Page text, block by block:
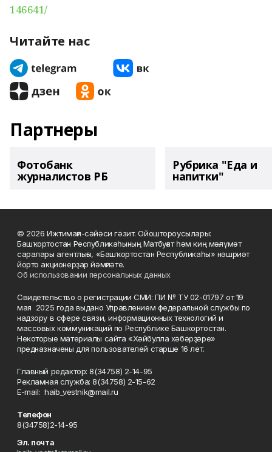
146641/
Читайте нас
Партнеры
Фотобанк
журналистов РБ
Рубрика "Еда и
напитки"
© 2026 Ижтимағи-сәйәси гәзит. Ойоштороусылары:
Башҡортостан Республикаһының Матбуғат һәм киң мәғлүмәт
саралары агентлығы, «Башҡортостан Республикаһы» нәшриәт
йорто акционерҙар йәмғиәте.
Об использовании персональных данных
Свидетельство о регистрации СМИ: ПИ № ТУ 02-01797 от 19
мая 2025 года выдано Управлением федеральной службы по
надзору в сфере связи, информационных технологий и
массовых коммуникаций по Республике Башкортостан.
Некоторые материалы сайта «Хәйбулла хәбәрҙәре»
предназначены для пользователей старше 16 лет.
Главный редактор: 8(34758) 2-14-95
Рекламная служба: 8(34758) 2-15-62
Е-mаil: haib_vestnik@mail.ru
Телефон
8(34758)2-14-95
Эл. почта